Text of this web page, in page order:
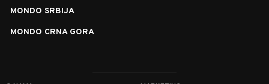
MONDO SRBIJA
MONDO CRNA GORA